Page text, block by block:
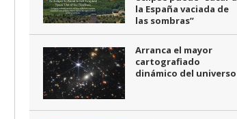
la España vaciada de
las sombras”
Arranca el mayor
cartografiado
dinámico del universo